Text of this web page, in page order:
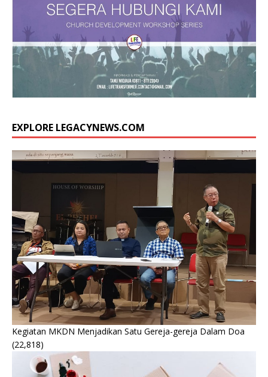
EXPLORE LEGACYNEWS.COM
Kegiatan MKDN Menjadikan Satu Gereja-gereja Dalam Doa
(22,818)